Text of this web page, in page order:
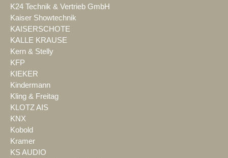
K24 Technik & Vertrieb GmbH
Kaiser Showtechnik
KAISERSCHOTE
KALLE KRAUSE
Kern & Stelly
KFP
KIEKER
Kindermann
Kling & Freitag
KLOTZ AIS
KNX
Kobold
Kramer
KS AUDIO